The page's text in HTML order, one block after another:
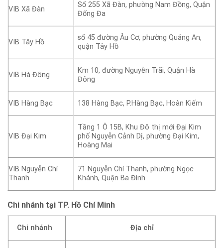
VIB Xã Đàn
Số 255 Xã Đàn, phường Nam Đồng, Quận
Đống Đa
VIB Tây Hồ
số 45 đường Âu Cơ, phường Quảng An,
quận Tây Hồ
VIB Hà Đông
Km 10, đường Nguyễn Trãi, Quận Hà
Đông
VIB Hàng Bạc 138 Hàng Bạc, P.Hàng Bạc, Hoàn Kiếm
VIB Đại Kim
Tầng 1 Ô 15B, Khu Đô thị mới Đại Kim
phố Nguyễn Cảnh Dị, phường Đại Kim,
Hoàng Mai
VIB Nguyễn Chí
Thanh
71 Nguyễn Chí Thanh, phường Ngọc
Khánh, Quận Ba Đình
Chi nhánh tại TP. Hồ Chí Minh
Chi nhánh Địa chỉ